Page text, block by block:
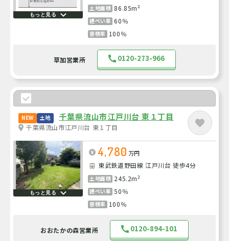
もっと見る
土地面積 86.85m²
建ぺい率 60％
容積率 100％
草加営業所 0120-273-966
NEW 土地 千葉県流山市江戸川台 東１丁目
千葉県流山市江戸川台 東１丁目
もっと見る
4,780 万円
東武鉄道野田線 江戸川台 徒歩4分
土地面積 245.2m²
建ぺい率 50％
容積率 100％
おおたかの森営業所 0120-894-101